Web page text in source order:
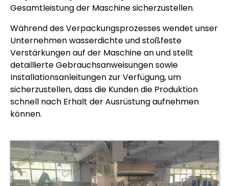
Gesamtleistung der Maschine sicherzustellen.
Während des Verpackungsprozesses wendet unser
Unternehmen wasserdichte und stoßfeste
Verstärkungen auf der Maschine an und stellt
detaillierte Gebrauchsanweisungen sowie
Installationsanleitungen zur Verfügung, um
sicherzustellen, dass die Kunden die Produktion
schnell nach Erhalt der Ausrüstung aufnehmen
können.